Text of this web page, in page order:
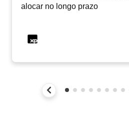
alocar no longo prazo